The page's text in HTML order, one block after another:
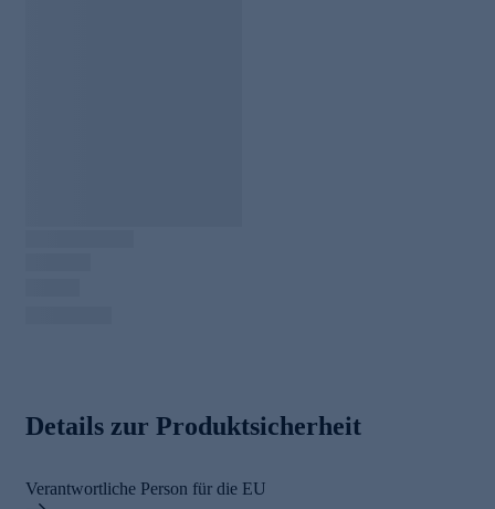
Details zur Produktsicherheit
Verantwortliche Person für die EU